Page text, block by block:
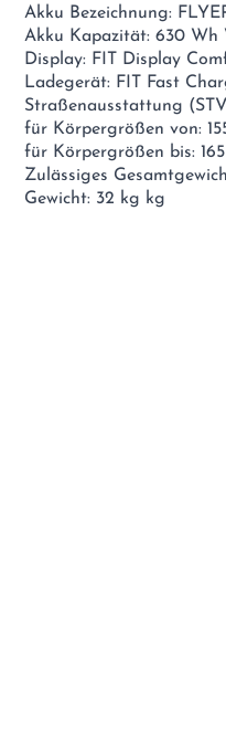
Akku Bezeichnung:
Akku Kapazität: 630 Wh
Display: FIT Display
Ladegerät: FIT Fast
Straßenausstattung
für Körpergrößen von:
für Körpergrößen bis:
Zulässiges
Gewicht: 32 kg kg